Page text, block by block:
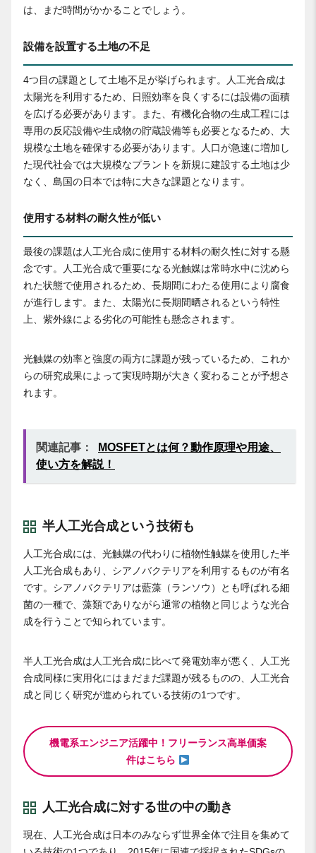
は、まだ時間がかかることでしょう。
設備を設置する土地の不足
4つ目の課題として土地不足が挙げられます。人工光合成は
太陽光を利用するため、日照効率を良くするには設備の面積
を広げる必要があります。また、有機化合物の生成工程には
専用の反応設備や生成物の貯蔵設備等も必要となるため、大
規模な土地を確保する必要があります。人口が急速に増加し
た現代社会では大規模なプラントを新規に建設する土地は少
なく、島国の日本では特に大きな課題となります。
使用する材料の耐久性が低い
最後の課題は人工光合成に使用する材料の耐久性に対する懸
念です。人工光合成で重要になる光触媒は常時水中に沈めら
れた状態で使用されるため、長期間にわたる使用により腐食
が進行します。また、太陽光に長期間晒されるという特性
上、紫外線による劣化の可能性も懸念されます。
光触媒の効率と強度の両方に課題が残っているため、これか
らの研究成果によって実現時期が大きく変わることが予想さ
れます。
関連記事：
MOSFETとは何？動作原理や用途、
使い方を解説！
半人工光合成という技術も
人工光合成には、光触媒の代わりに植物性触媒を使用した半
人工光合成もあり、シアノバクテリアを利用するものが有名
です。シアノバクテリアは藍藻（ランソウ）とも呼ばれる細
菌の一種で、藻類でありながら通常の植物と同じような光合
成を行うことで知られています。
半人工光合成は人工光合成に比べて発電効率が悪く、人工光
合成同様に実用化にはまだまだ課題が残るものの、人工光合
成と同じく研究が進められている技術の1つです。
機電系エンジニア活躍中！フリーランス高単価案
件はこちら
人工光合成に対する世の中の動き
現在、人工光合成は日本のみならず世界全体で注目を集めて